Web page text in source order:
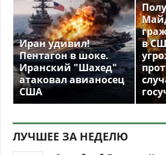
Иран удивил!
Пентагон в шоке.
Иранский "Шахед"
атаковал авианосец
США
в
ЛУЧШЕЕ ЗА НЕДЕЛЮ